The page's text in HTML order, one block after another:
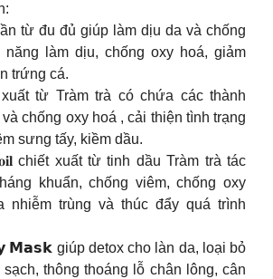
từ đu đủ giúp làm dịu da và chống
làm dịu, chống oxy hoá, giảm
trứng cá.
xuất từ Tràm trà có chứa các thành
chống oxy hoá , cải thiện tình trạng
sưng tấy, kiềm dầu.
𝐨𝐢𝐥 chiết xuất từ tinh dầu Tràm trà tác
khuẩn, chống viêm, chống oxy
nhiễm trùng và thúc đẩy quá trình
𝗠𝗮𝘀𝗸 giúp detox cho làn da, loại bỏ
thông thoáng lỗ chân lông, cân